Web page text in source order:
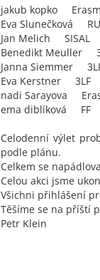
jakub kopko
Eva Slunečková
Jan Melich SISAL
Benedikt Meuller
Janna Siemmer
Eva Kerstner 3LF
nadi Sarayova
ema diblíková FF
Celodenní výlet
podle plánu.
Celkem se
Celou akci jsme
Všichni přihlášení
Těšíme se na příští
Petr Klein